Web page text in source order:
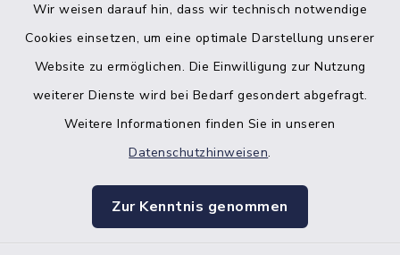
Wir weisen darauf hin, dass wir technisch notwendige
Cookies einsetzen, um eine optimale Darstellung unserer
Website zu ermöglichen. Die Einwilligung zur Nutzung
weiterer Dienste wird bei Bedarf gesondert abgefragt.
Weitere Informationen finden Sie in unseren
Datenschutzhinweisen.
Zur Kenntnis genommen
Bankverbindung der Amtskasse
Barrierefreiheit
Impressum